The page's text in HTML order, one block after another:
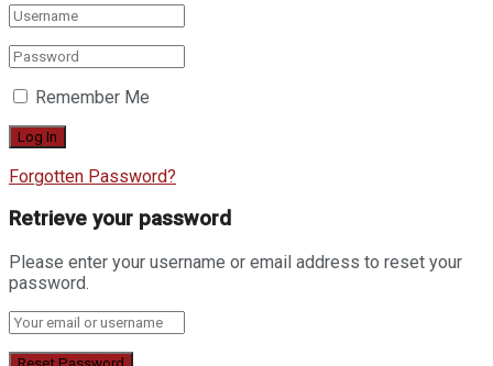
Remember Me
Forgotten Password?
Retrieve your password
Please enter your username or email address to reset your
password.